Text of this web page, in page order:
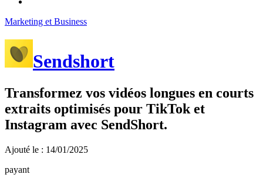
Marketing et Business
Sendshort
Transformez vos vidéos longues en courts
extraits optimisés pour TikTok et
Instagram avec SendShort.
Ajouté le : 14/01/2025
payant